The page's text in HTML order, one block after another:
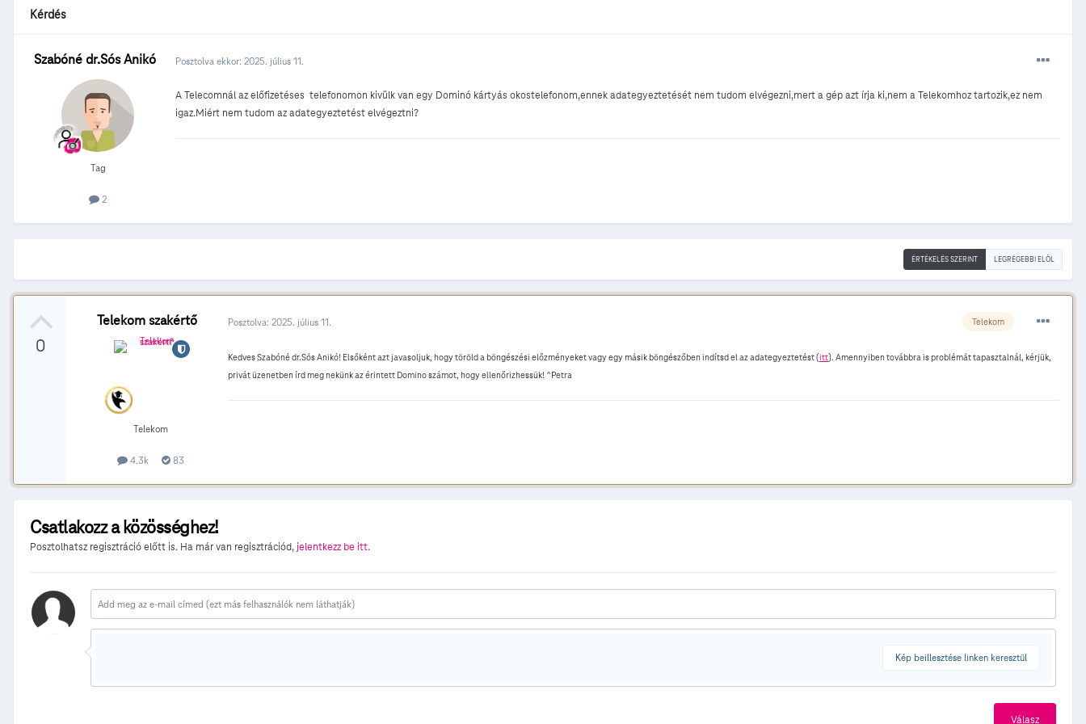
Kérdés
Szabóné dr.Sós Anikó
Tag
2
Posztolva ekkor: 2025. július 11.
A Telecomnál az előfizetéses telefonomon kivülk van egy Dominó kártyás okostelefonom,ennek adategyeztetését nem tudom elvégezni,mert a gép azt írja ki,nem a Telekomhoz tartozik,ez nem
igaz.Miért nem tudom az adategyeztetést elvégeztni?
ÉRTÉKELÉS SZERINT LEGRÉGEBBI ELÖL
0
Telekom szakértő
Telekom
4.3k 83
Telekom
Posztolva: 2025. július 11.
Kedves Szabóné dr.Sós Anikó! Elsőként azt javasoljuk, hogy töröld a böngészési előzményeket vagy egy másik böngészőben indítsd el az adategyeztetést (itt). Amennyiben továbbra is problémát tapasztalnál, kérjük,
privát üzenetben írd meg nekünk az érintett Domino számot, hogy ellenőrizhessük! ^Petra
Csatlakozz a közösséghez!
Posztolhatsz regisztráció előtt is. Ha már van regisztrációd,jelentkezz be itt.
Kép beillesztése linken keresztül
Válasz